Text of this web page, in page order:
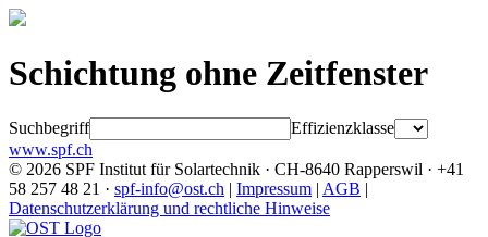
Schichtung ohne Zeitfenster
Suchbegriff
Effizienzklasse
www.spf.ch
© 2026 SPF Institut für Solartechnik · CH-8640 Rapperswil · +41
58 257 48 21 · spf-info@ost.ch | Impressum | AGB |
Datenschutzerklärung und rechtliche Hinweise